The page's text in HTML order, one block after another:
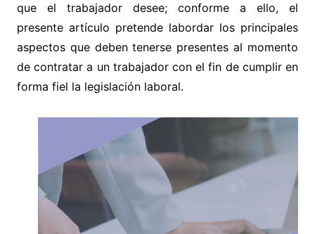
que el trabajador desee; conforme a ello, el
presente artículo pretende labordar los principales
aspectos que deben tenerse presentes al momento
de contratar a un trabajador con el fin de cumplir en
forma fiel la legislación laboral.